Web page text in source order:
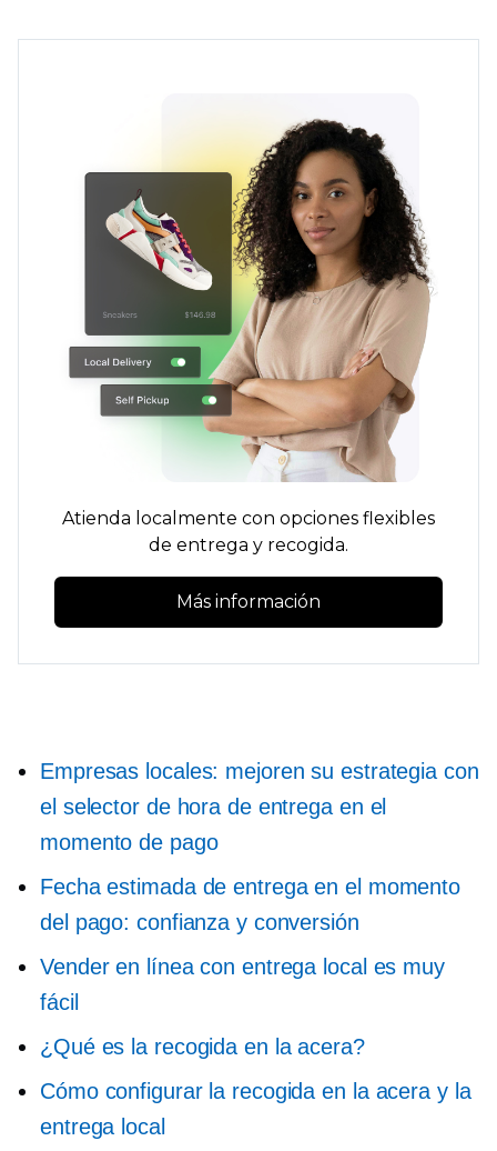
Atienda localmente con opciones flexibles
de entrega y recogida.
Más información
Empresas locales: mejoren su estrategia con
el selector de hora de entrega en el
momento de pago
Fecha estimada de entrega en el momento
del pago: confianza y conversión
Vender en línea con entrega local es muy
fácil
¿Qué es la recogida en la acera?
Cómo configurar la recogida en la acera y la
entrega local